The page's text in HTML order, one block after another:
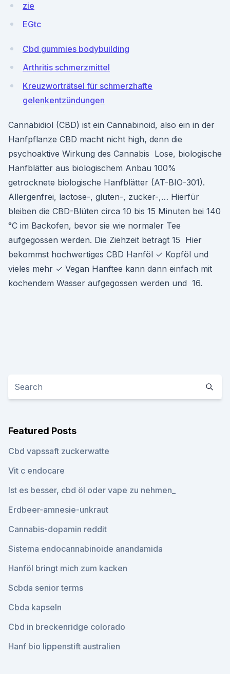
zie
EGtc
Cbd gummies bodybuilding
Arthritis schmerzmittel
Kreuzworträtsel für schmerzhafte
gelenkentzündungen
Cannabidiol (CBD) ist ein Cannabinoid, also ein in der
Hanfpflanze CBD macht nicht high, denn die
psychoaktive Wirkung des Cannabis Lose, biologische
Hanfblätter aus biologischem Anbau 100%
getrocknete biologische Hanfblätter (AT-BIO-301).
Allergenfrei, lactose-, gluten-, zucker-,… Hierfür
bleiben die CBD-Blüten circa 10 bis 15 Minuten bei 140
°C im Backofen, bevor sie wie normaler Tee
aufgegossen werden. Die Ziehzeit beträgt 15 Hier
bekommst hochwertiges CBD Hanföl ✓ Kopföl und
vieles mehr ✓ Vegan Hanftee kann dann einfach mit
kochendem Wasser aufgegossen werden und 16.
Featured Posts
Cbd vapssaft zuckerwatte
Vit c endocare
Ist es besser, cbd öl oder vape zu nehmen_
Erdbeer-amnesie-unkraut
Cannabis-dopamin reddit
Sistema endocannabinoide anandamida
Hanföl bringt mich zum kacken
Scbda senior terms
Cbda kapseln
Cbd in breckenridge colorado
Hanf bio lippenstift australien